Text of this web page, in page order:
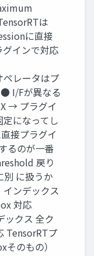
は
に直接
インで対応
レータはプ
I/Fが異なる
→ プラグイ
になってし
接プラグイ
るのが一番
戻り
に扱うか
インデックス
対応
クス 全ク
TensorRTプ
のもの）